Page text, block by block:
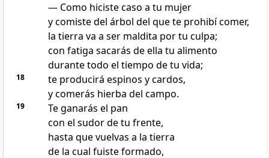
— Como hiciste caso a tu mujer
y comiste del árbol del que te prohibí comer,
la tierra va a ser maldita por tu culpa;
con fatiga sacarás de ella tu alimento
durante todo el tiempo de tu vida;
18
te producirá espinos y cardos,
y comerás hierba del campo.
19
Te ganarás el pan
con el sudor de tu frente,
hasta que vuelvas a la tierra
de la cual fuiste formado,